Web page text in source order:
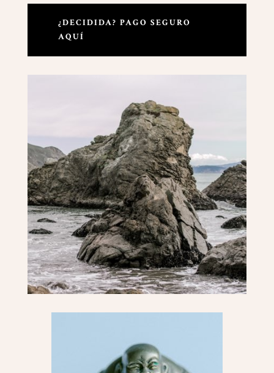
¿DECIDIDA? PAGO SEGURO
AQUÍ